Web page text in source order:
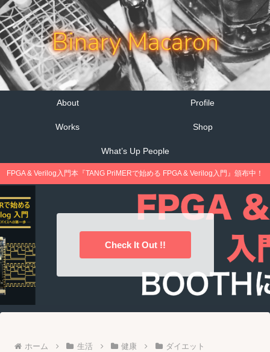
Binary Macaron
About Profile
Works Shop
What’s Up People
FPGA & Verilog入門本『TANG PriMERで始める FPGA & Verilog入門』頒布中！
Check It Out !!
ホーム 生活 健康 ダイエット